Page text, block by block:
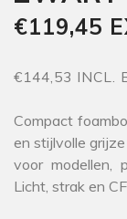
€119,45
€144,53 INCL.
Compact
en stijlvolle
voor modellen,
Licht, strak en